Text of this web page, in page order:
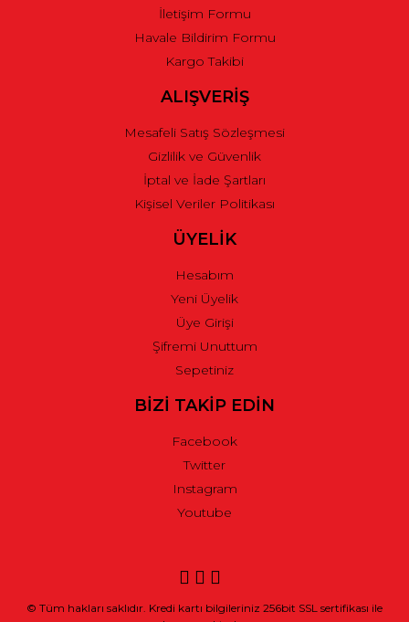
Gönder
İletişim Formu
Havale Bildirim Formu
Kargo Takibi
ALIŞVERİŞ
Mesafeli Satış Sözleşmesi
Gizlilik ve Güvenlik
İptal ve İade Şartları
Kişisel Veriler Politikası
ÜYELİK
Hesabım
Yeni Üyelik
Üye Girişi
Şifremi Unuttum
Sepetiniz
BİZİ TAKİP EDİN
Facebook
Twitter
Instagram
Youtube
© Tüm hakları saklıdır. Kredi kartı bilgileriniz 256bit SSL sertifikası ile